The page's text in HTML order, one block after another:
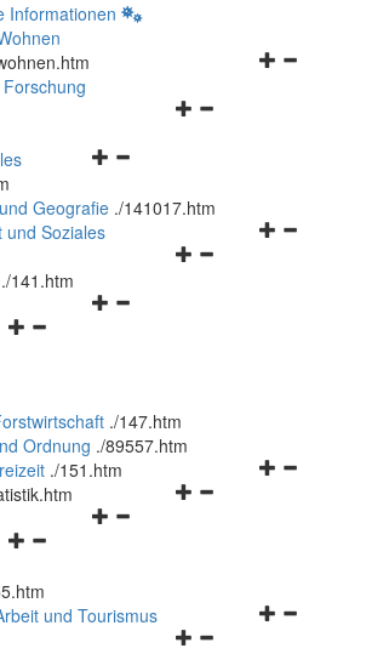
Informationen
Navigationsmenü
Navigationsmenü
und
schließen
Geografie ./141017.htm
Navigationsmenü
und Soziales
Navigationsmenü
./141.htm
Navigationsmenü
./147.htm
Ordnung ./89557.htm
Navigationsmenü
./151.htm
Navigationsmenü
Navigationsmenü
und
schließen
Navigationsmenü
und Tourismus